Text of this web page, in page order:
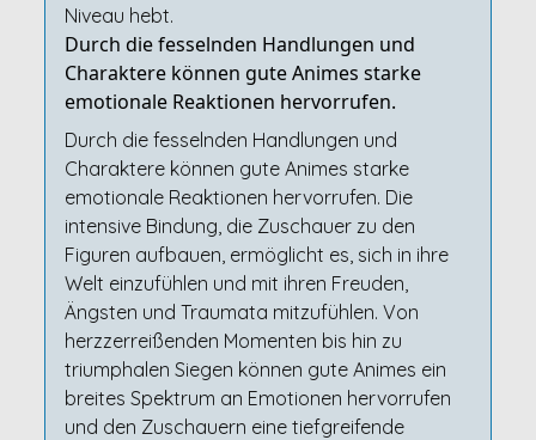
Niveau hebt.
Durch die fesselnden Handlungen und
Charaktere können gute Animes starke
emotionale Reaktionen hervorrufen.
Durch die fesselnden Handlungen und
Charaktere können gute Animes starke
emotionale Reaktionen hervorrufen. Die
intensive Bindung, die Zuschauer zu den
Figuren aufbauen, ermöglicht es, sich in ihre
Welt einzufühlen und mit ihren Freuden,
Ängsten und Traumata mitzufühlen. Von
herzzerreißenden Momenten bis hin zu
triumphalen Siegen können gute Animes ein
breites Spektrum an Emotionen hervorrufen
und den Zuschauern eine tiefgreifende